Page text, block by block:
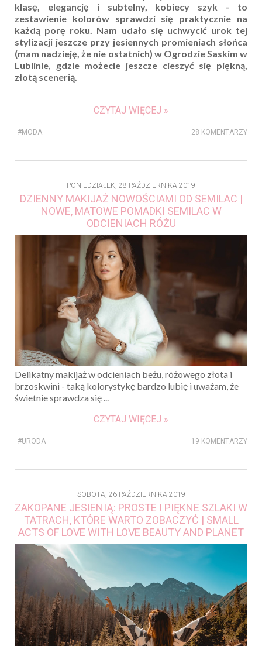
klasę, elegancję i subtelny, kobiecy szyk - to
zestawienie kolorów sprawdzi się praktycznie na
każdą porę roku. Nam udało się uchwycić urok tej
stylizacji jeszcze przy jesiennych promieniach słońca
(mam nadzieję, że nie ostatnich) w Ogrodzie Saskim w
Lublinie, gdzie możecie jeszcze cieszyć się piękną,
złotą scenerią.
CZYTAJ WIĘCEJ »
#MODA 28 KOMENTARZY
PONIEDZIAŁEK, 28 PAŹDZIERNIKA 2019
DZIENNY MAKIJAŻ NOWOŚCIAMI OD SEMILAC |
NOWE, MATOWE POMADKI SEMILAC W
ODCIENIACH RÓŻU
Delikatny makijaż w odcieniach beżu, różowego złota i
brzoskwini - taką kolorystykę bardzo lubię i uważam, że
świetnie sprawdza się ...
CZYTAJ WIĘCEJ »
#URODA 19 KOMENTARZY
SOBOTA, 26 PAŹDZIERNIKA 2019
ZAKOPANE JESIENIĄ: PROSTE I PIĘKNE SZLAKI W
TATRACH, KTÓRE WARTO ZOBACZYĆ | SMALL
ACTS OF LOVE WITH LOVE BEAUTY AND PLANET